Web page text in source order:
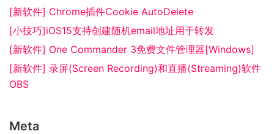
[新软件] Chrome插件Cookie AutoDelete
[小技巧]iOS15支持创建随机email地址用于转发
[新软件] One Commander 3免费文件管理器[Windows]
[新软件] 录屏(Screen Recording)和直播(Streaming)软件
OBS
Meta